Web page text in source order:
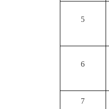
5
6
7